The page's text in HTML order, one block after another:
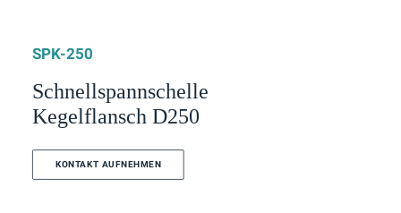
SPK-250
Schnellspannschelle
Kegelflansch D250
KONTAKT AUFNEHMEN